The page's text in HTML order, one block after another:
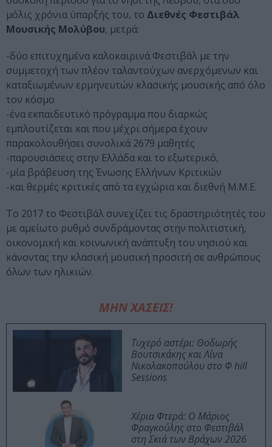
μόλις χρόνια ύπαρξής του, το Διεθνές Φεστιβάλ
Μουσικής Μολύβου, μετρά:
-δύο επιτυχημένα καλοκαιρινά Φεστιβάλ με την
συμμετοχή των πλέον ταλαντούχων ανερχόμενων και
καταξιωμένων ερμηνευτών κλασικής μουσικής από όλο
τον κόσμο
-ένα εκπαιδευτικό πρόγραμμα που διαρκώς
εμπλουτίζεται και που μέχρι σήμερα έχουν
παρακολουθήσει συνολικά 2679 μαθητές
-παρουσιάσεις στην Ελλάδα και το εξωτερικό,
-μία βράβευση της Ένωσης Ελλήνων Κριτικών
-και θερμές κριτικές από τα εγχώρια και διεθνή Μ.Μ.Ε.
Το 2017 το Φεστιβάλ συνεχίζει τις δραστηριότητές του
με αμείωτο ρυθμό συνδράμοντας στην πολιτιστική,
οικονομική και κοινωνική ανάπτυξη του νησιού και
κάνοντας την κλασική μουσική προσιτή σε ανθρώπους
όλων των ηλικιών.
ΜΗΝ ΧΑΣΕΙΣ!
Τυχερό αστέρι: Θοδωρής
Βουτσικάκης και Λίνα
Νικολακοπούλου στο Φ hill
Sessions
Χέρια Φτερά: Ο Μάριος
Φραγκούλης στο Φεστιβάλ
στη Σκιά των Βράχων 2026